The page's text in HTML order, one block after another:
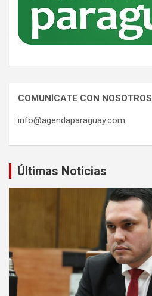
COMUNÍCATE CON NOSOTROS
info@agendaparaguay.com
Últimas Noticias